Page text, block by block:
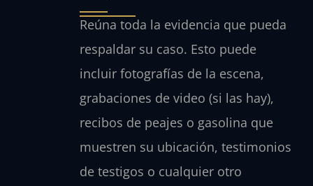
Reúna toda la evidencia que pueda
respaldar su caso. Esto puede
incluir fotografías de la escena,
grabaciones de video (si las hay),
recibos de peajes o gasolina que
muestren su ubicación, testimonios
de testigos o cualquier otro